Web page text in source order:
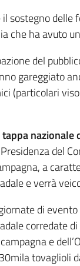
sostegno delle
che ha avuto
del
gareggiato
(particolari
nazionale
del
a
e verrà
di
corredate
e
tovaglioli